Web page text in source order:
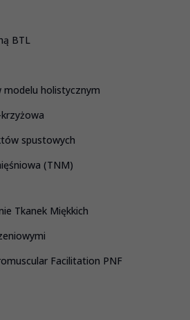
BTL
modelu holistycznym
spustowych
(TNM)
Tkanek Miękkich
Facilitation PNF